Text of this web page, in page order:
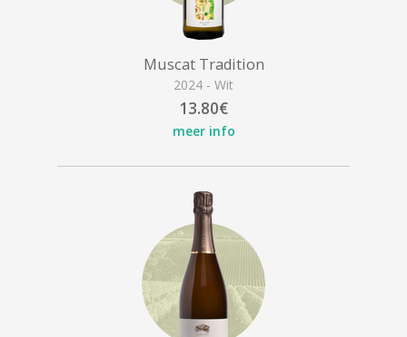
Muscat Tradition
2024 - Wit
13.80€
meer info